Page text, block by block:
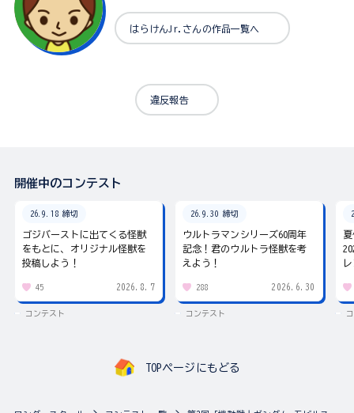
はらけんJr.さんの作品一覧へ
違反報告
開催中のコンテスト
26.9.18 締切
ゴジバーストに出てくる怪獣
をもとに、オリジナル怪獣を
投稿しよう！
45 2026.8.7
コンテスト
26.9.30 締切
ウルトラマンシリーズ60周年
記念！君のウルトラ怪獣を考
えよう！
288 2026.6.30
コンテスト
TOPページにもどる